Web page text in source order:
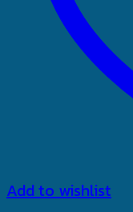
Add to wishlist